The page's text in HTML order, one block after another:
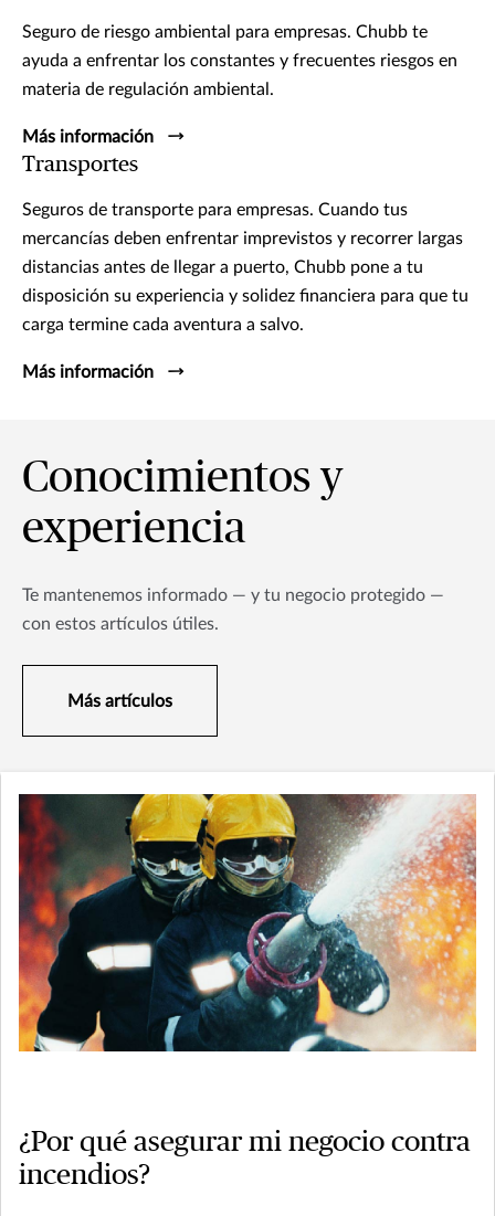
Seguro de riesgo ambiental para empresas. Chubb te
ayuda a enfrentar los constantes y frecuentes riesgos en
materia de regulación ambiental.
Más información
Transportes
Seguros de transporte para empresas. Cuando tus
mercancías deben enfrentar imprevistos y recorrer largas
distancias antes de llegar a puerto, Chubb pone a tu
disposición su experiencia y solidez financiera para que tu
carga termine cada aventura a salvo.
Más información
Conocimientos y
experiencia
Te mantenemos informado — y tu negocio protegido —
con estos artículos útiles.
Más artículos
¿Por qué asegurar mi negocio contra
incendios?